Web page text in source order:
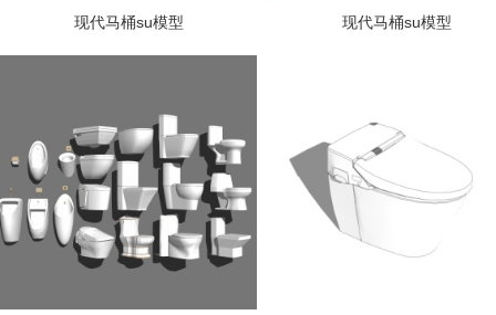
现代马桶su模型 现代马桶su模型